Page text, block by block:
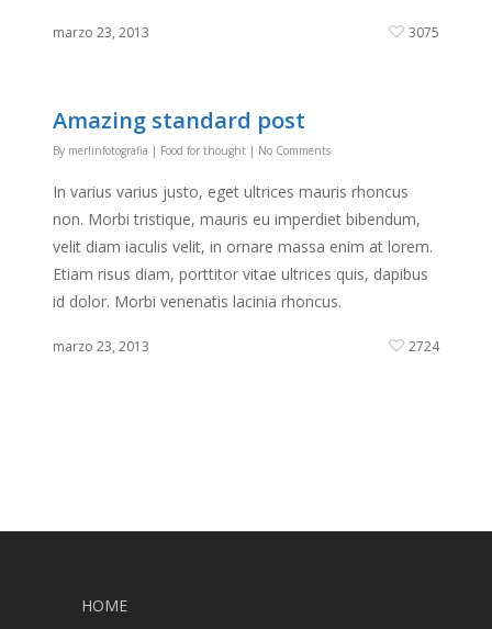
marzo 23, 2013 3075
Amazing standard post
By merlinfotografia | Food for thought | No Comments
In varius varius justo, eget ultrices mauris rhoncus
non. Morbi tristique, mauris eu imperdiet bibendum,
velit diam iaculis velit, in ornare massa enim at lorem.
Etiam risus diam, porttitor vitae ultrices quis, dapibus
id dolor. Morbi venenatis lacinia rhoncus.
marzo 23, 2013 2724
HOME